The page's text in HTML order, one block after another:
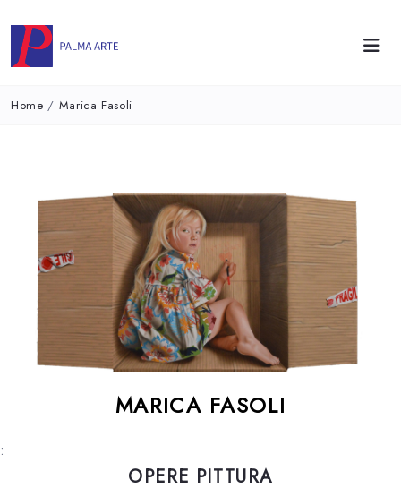
Home / Marica Fasoli
MARICA FASOLI
:
OPERE PITTURA